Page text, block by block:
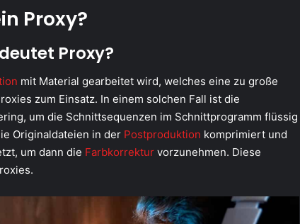
Proxy?
Proxy?
mit Material gearbeitet wird, welches eine zu große
zum Einsatz. In einem solchen Fall ist die
um die Schnittsequenzen im Schnittprogramm flüssig
Originaldateien in der Postproduktion komprimiert und
um dann die Farbkorrektur vorzunehmen. Diese